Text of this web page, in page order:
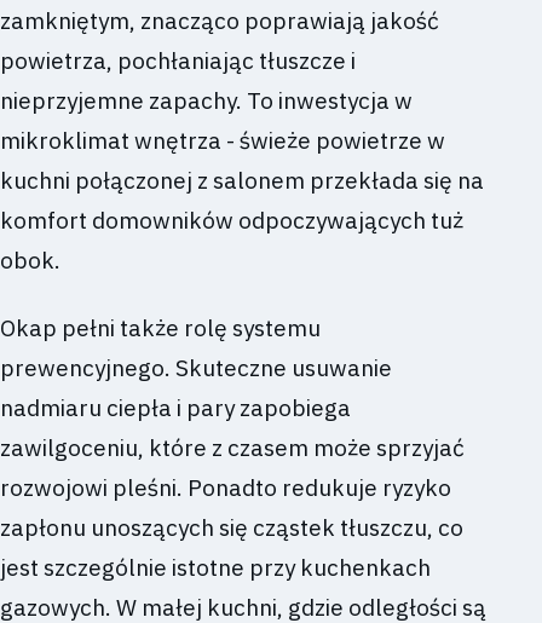
zamkniętym, znacząco poprawiają jakość
powietrza, pochłaniając tłuszcze i
nieprzyjemne zapachy. To inwestycja w
mikroklimat wnętrza - świeże powietrze w
kuchni połączonej z salonem przekłada się na
komfort domowników odpoczywających tuż
obok.
Okap pełni także rolę systemu
prewencyjnego. Skuteczne usuwanie
nadmiaru ciepła i pary zapobiega
zawilgoceniu, które z czasem może sprzyjać
rozwojowi pleśni. Ponadto redukuje ryzyko
zapłonu unoszących się cząstek tłuszczu, co
jest szczególnie istotne przy kuchenkach
gazowych. W małej kuchni, gdzie odległości są